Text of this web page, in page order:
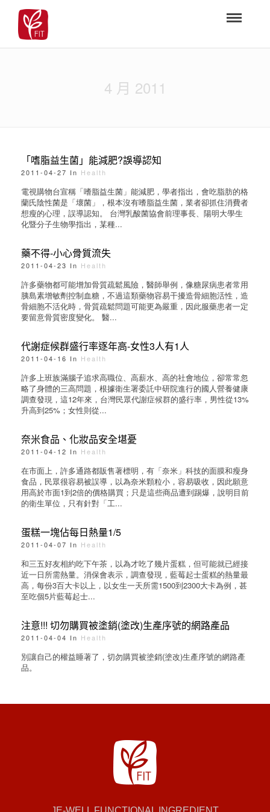
4 月 2011
「嗜脂益生菌」能減肥?誤導認知
2011-04-27 In Health
電視購物台宣稱「嗜脂益生菌」能減肥，學者指出，會吃脂肪的格
蘭氏陰性菌是「壞菌」，根本沒有嗜脂益生菌，業者卻抓住消費者
想瘦的心理，誤導認知。 台灣乳酸菌協會前理事長、陽明大學生
化暨分子生物學指出，某種...
藥不得-小心骨質流失
2011-04-23 In Health
許多藥物都可能增加骨質疏鬆風險，醫師舉例，像糖尿病患者常用
胰島素增敏劑控制血糖，不過這類藥物容易干擾造骨細胞活性，造
骨細胞不活化時，骨質疏鬆問題可能更為嚴重，因此服藥患者一定
要留意骨質密度變化。 醫...
代謝症候群盛行率逐年高-女性3人有1人
2011-04-16 In Health
許多上班族滿腦子追求高職位、高薪水、高的社會地位，卻常常忽
略了身體的三高問題，根據衛生署委託中研院進行的國人營養健康
調查發現，這12年來，台灣民眾代謝症候群的盛行率，男性從13%
升高到25%；女性則從...
奈米食品、化妝品安全堪憂
2011-04-12 In Health
在市面上，許多通路都販售著標明，有「奈米」科技的面膜和瘦身
食品，民眾很容易被誤導，以為奈米顆粒小，容易吸收，因此願意
用高於市面1到2倍的價格購買；只是這些商品遭到踢爆，說明目前
的衛生單位，只有針對「工...
蛋糕一塊佔每日熱量1/5
2011-04-07 In Health
和三五好友相約吃下午茶，以為才吃了幾片蛋糕，但可能就已經接
近一日所需熱量。消保會表示，調查發現，藍莓起士蛋糕的熱量最
高，每份3百大卡以上，以女生一天所需1500到2300大卡為例，甚
至吃個5片藍莓起士...
注意!!! 切勿購買被塗銷(塗改)生產序號的網路產品
2011-04-04 In Health
別讓自己的權益睡著了，切勿購買被塗銷(塗改)生產序號的網路產
品。